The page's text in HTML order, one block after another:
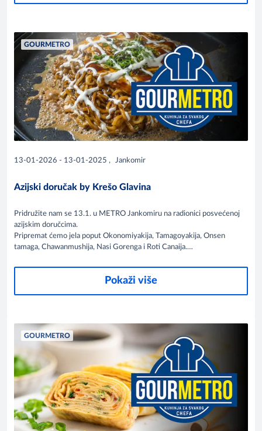
GOURMETRO
13-01-2026 - 13-01-2025 , Jankomir
Azijski doručak by Krešo Glavina
Pridružite nam se 13.1. u METRO Jankomiru na radionici posvećenoj
azijskim doručcima.
Pripremat ćemo jela poput Okonomiyakija, Tamagoyakija, Onsen
tamaga, Chawanmushija, Nasi Gorenga i Roti Canaija.
Pokaži više
GOURMETRO